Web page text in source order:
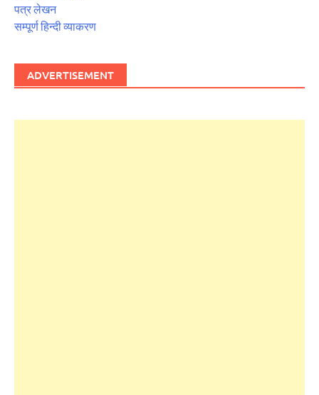
पत्र लेखन
सम्पूर्ण हिन्दी व्याकरण
ADVERTISEMENT